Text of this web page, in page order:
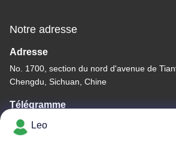
Notre adresse
Adresse
No. 1700, section du nord d'avenue de
Chengdu, Sichuan, Chine
Télégramme
86--18483668520
Leo